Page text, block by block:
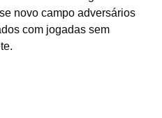
novo campo adversários
com jogadas sem